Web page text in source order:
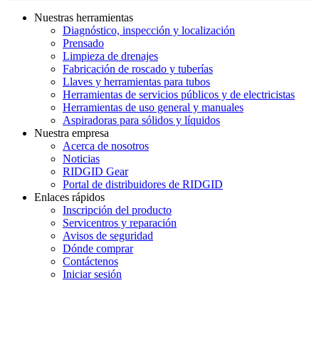
Nuestras herramientas
Diagnóstico, inspección y localización
Prensado
Limpieza de drenajes
Fabricación de roscado y tuberías
Llaves y herramientas para tubos
Herramientas de servicios públicos y de electricistas
Herramientas de uso general y manuales
Aspiradoras para sólidos y líquidos
Nuestra empresa
Acerca de nosotros
Noticias
RIDGID Gear
Portal de distribuidores de RIDGID
Enlaces rápidos
Inscripción del producto
Servicentros y reparación
Avisos de seguridad
Dónde comprar
Contáctenos
Iniciar sesión